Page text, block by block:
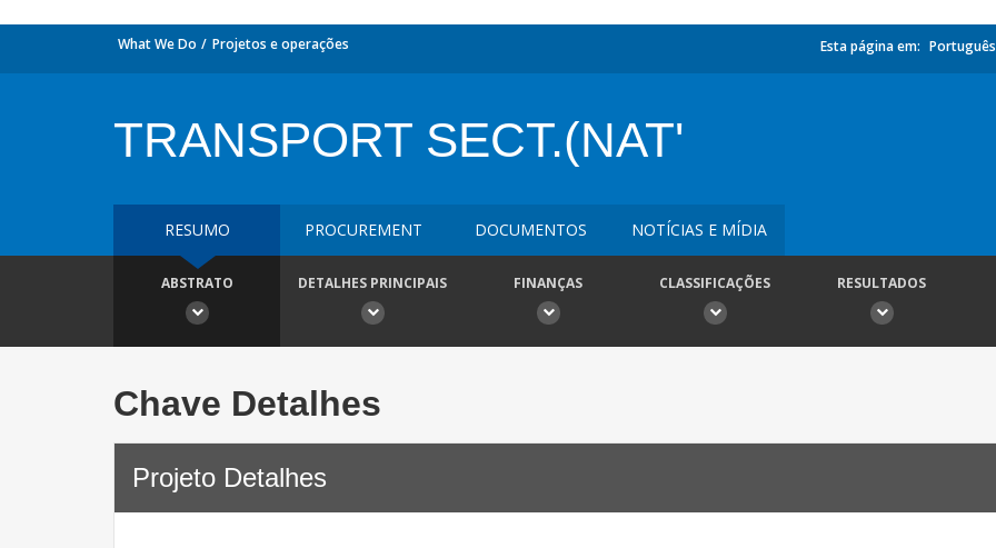
What We Do Projetos e operações Esta página em: Português
TRANSPORT SECT.(NAT'
RESUMO PROCUREMENT DOCUMENTOS NOTÍCIAS E MÍDIA
ABSTRATO DETALHES PRINCIPAIS FINANÇAS CLASSIFICAÇÕES RESULTADOS
Chave Detalhes
Projeto Detalhes